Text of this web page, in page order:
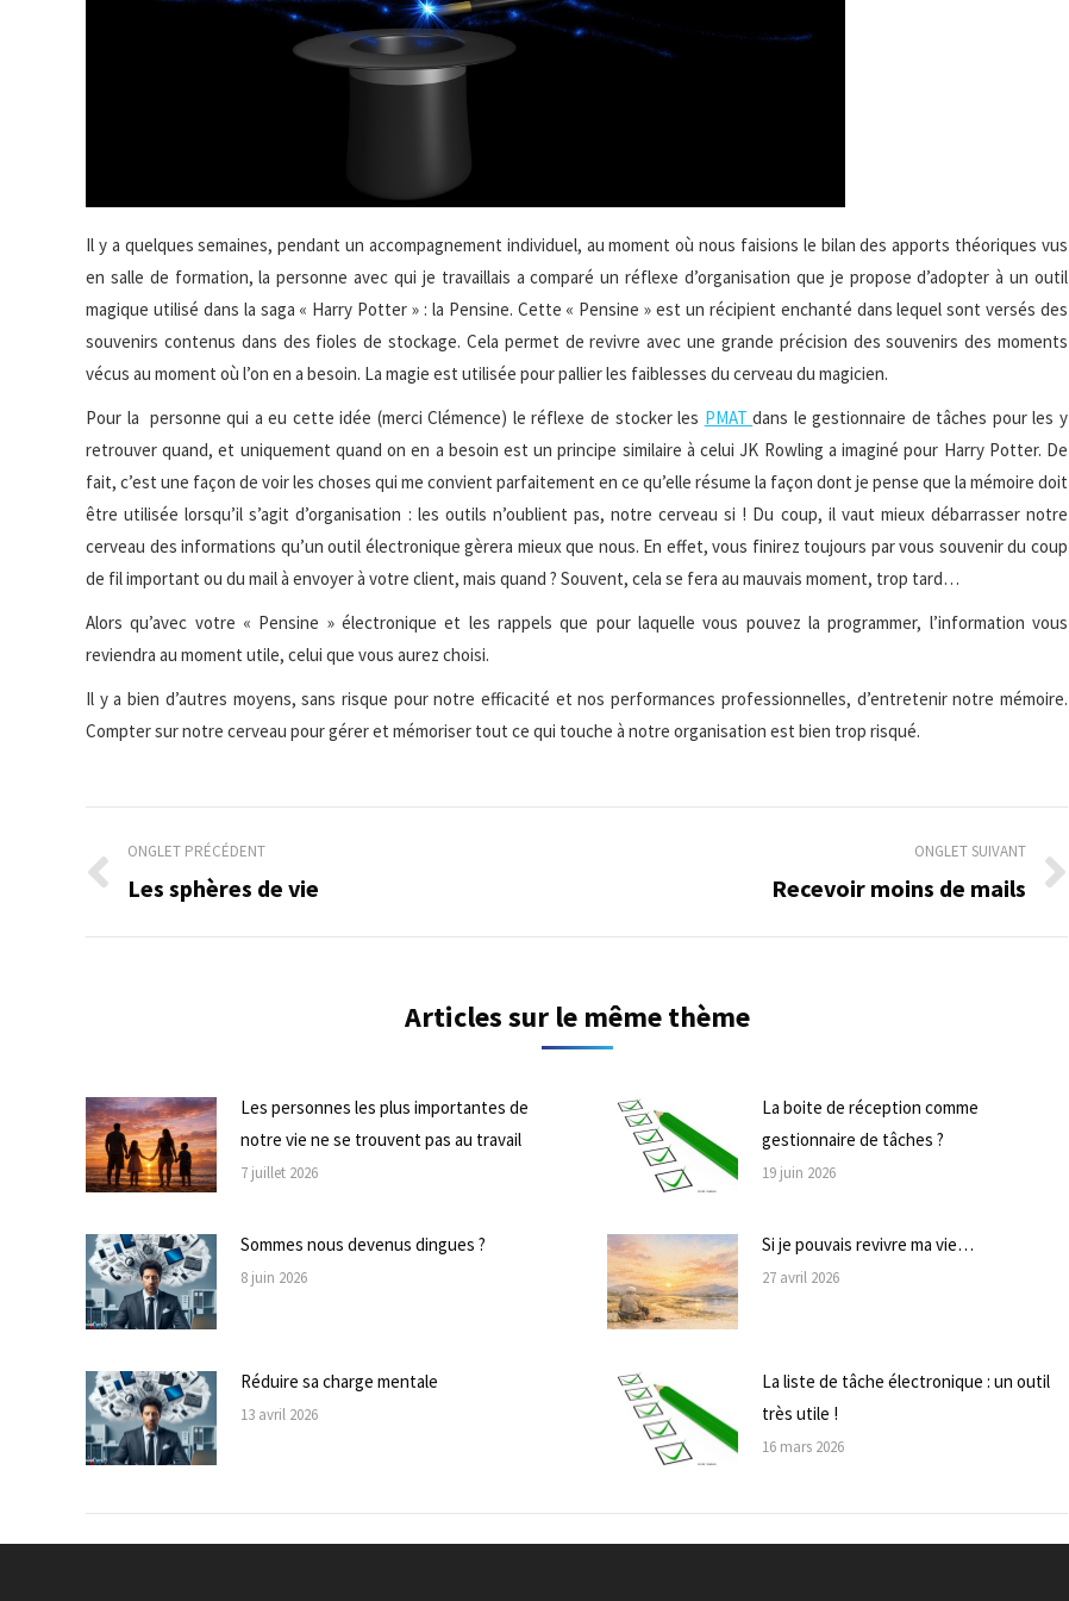
Il y a quelques semaines, pendant un accompagnement individuel, au moment où nous faisions le bilan des apports théoriques vus
en salle de formation, la personne avec qui je travaillais a comparé un réflexe d’organisation que je propose d’adopter à un outil
magique utilisé dans la saga « Harry Potter » : la Pensine. Cette « Pensine » est un récipient enchanté dans lequel sont versés des
souvenirs contenus dans des fioles de stockage. Cela permet de revivre avec une grande précision des souvenirs des moments
vécus au moment où l’on en a besoin. La magie est utilisée pour pallier les faiblesses du cerveau du magicien.
Pour la personne qui a eu cette idée (merci Clémence) le réflexe de stocker les PMATdans le gestionnaire de tâches pour les y
retrouver quand, et uniquement quand on en a besoin est un principe similaire à celui JK Rowling a imaginé pour Harry Potter. De
fait, c’est une façon de voir les choses qui me convient parfaitement en ce qu’elle résume la façon dont je pense que la mémoire doit
être utilisée lorsqu’il s’agit d’organisation : les outils n’oublient pas, notre cerveau si ! Du coup, il vaut mieux débarrasser notre
cerveau des informations qu’un outil électronique gèrera mieux que nous. En effet, vous finirez toujours par vous souvenir du coup
de fil important ou du mail à envoyer à votre client, mais quand ? Souvent, cela se fera au mauvais moment, trop tard…
Alors qu’avec votre « Pensine » électronique et les rappels que pour laquelle vous pouvez la programmer, l’information vous
reviendra au moment utile, celui que vous aurez choisi.
Il y a bien d’autres moyens, sans risque pour notre efficacité et nos performances professionnelles, d’entretenir notre mémoire.
Compter sur notre cerveau pour gérer et mémoriser tout ce qui touche à notre organisation est bien trop risqué.
Navigation
de
commentaire
ONGLET PRÉCÉDENT
Onglet
Les sphères de vie
ONGLET SUIVANT
Recevoir moins de mails
Articles sur le même thème
Les personnes les plus importantes de
notre vie ne se trouvent pas au travail
7 juillet 2026
La boite de réception comme
gestionnaire de tâches ?
19 juin 2026
Sommes nous devenus dingues ?
8 juin 2026
Si je pouvais revivre ma vie…
27 avril 2026
Réduire sa charge mentale
13 avril 2026
La liste de tâche électronique : un outil
très utile !
16 mars 2026